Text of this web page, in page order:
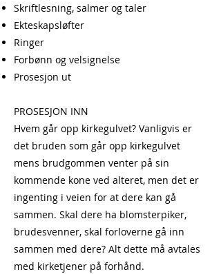
Skriftlesning, salmer og taler
Ekteskapsløfter
Ringer
Forbønn og velsignelse
Prosesjon ut
PROSESJON INN
Hvem går opp kirkegulvet? Vanligvis er
det bruden som går opp kirkegulvet
mens brudgommen venter på sin
kommende kone ved alteret, men det er
ingenting i veien for at dere kan gå
sammen. Skal dere ha blomsterpiker,
brudesvenner, skal forloverne gå inn
sammen med dere? Alt dette må avtales
med kirketjener på forhånd.